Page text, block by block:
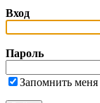
Вход
Пароль
Запомнить меня